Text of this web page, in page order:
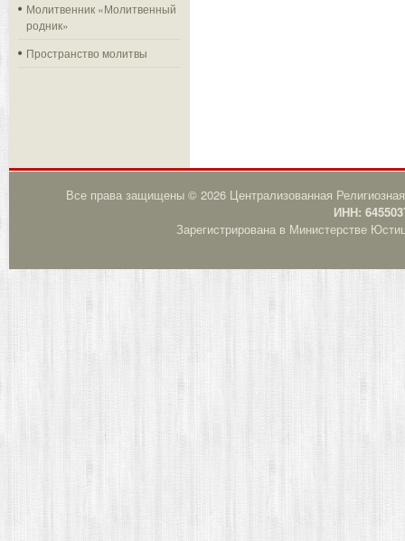
Молитвенник «Молитвенный
родник»
Пространство молитвы
Все права защищены © 2026 Централизованная
ИНН:
Зарегистрирована в Министерстве